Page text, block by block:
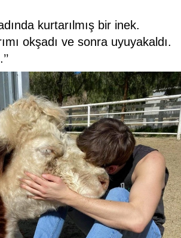
kurtarılmış bir inek.
okşadı ve sonra uyuyakaldı.